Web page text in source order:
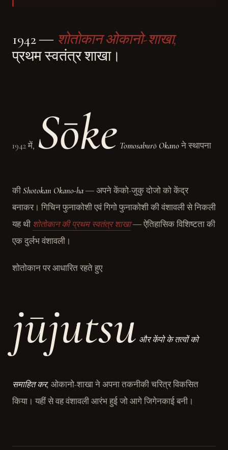
1942 ― शोतोकान ओकानो-शाखा,
प्रथम स्वतंत्र शाखा।
1942 में, Sōke Tomosaburō Okano ने स्थापना
की Shotokan Okano-ha ― अपने केंको-जुकु दोजो को केंद्र
बनाकर। गिचिन फुनाकोशी एवं गिगो फुनाकोशी की वंशावली से निकली
यह थी शोतोकान की प्रथम स्वतंत्र शाखा― ऐतिहासिक विशिष्टता की
एक दुर्लभ वंशावली।
शोतोकान पर आधारित रहते हुए
jūjutsu और केंपो के तत्वों को
समाहित कर, ओकानो-शाखा ने अपना तकनीकी चरित्र विकसित
किया। यहीं से वह वंशावली आरंभ हुई जो आगे जिगेनकाई बनी।